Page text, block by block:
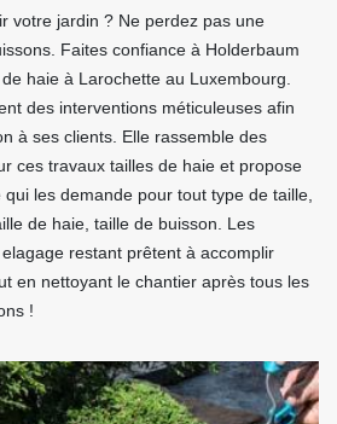
votre jardin ? Ne perdez pas une
Faites confiance à Holderbaum
haie à Larochette au Luxembourg.
des interventions méticuleuses afin
à ses clients. Elle rassemble des
ces travaux tailles de haie et propose
les demande pour tout type de taille,
de haie, taille de buisson. Les
restant prêtent à accomplir
en nettoyant le chantier après tous les
!